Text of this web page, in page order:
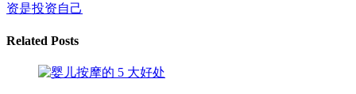
资是投资自己
Related Posts